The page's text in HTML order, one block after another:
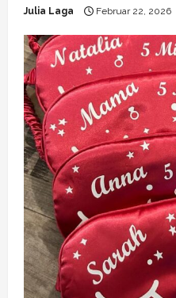
Julia Laga Februar 22, 2026